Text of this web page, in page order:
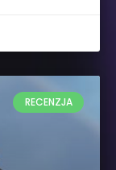
RECENZJA